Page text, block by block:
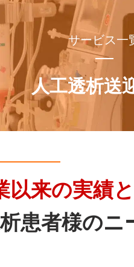
サービス一
人工透析送
業以来の実績
患者様のニ